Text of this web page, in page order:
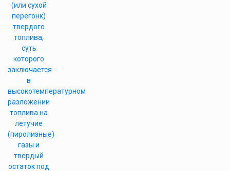
(или сухой
перегонк)
твердого
топлива,
суть
которого
заключается
в
высокотемпературном
разложении
топлива на
летучие
(пиролизные)
газы и
твердый
остаток под